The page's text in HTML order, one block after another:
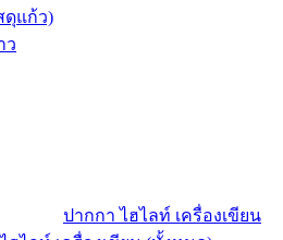
ดุแก้ว)
ว
ปากกา ไฮไลท์ เครื่องเขียน